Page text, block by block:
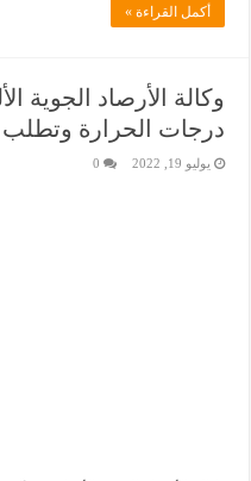
أكمل القراءة »
وكالة الأرصاد الجوية
درجات الحرارة وتطلب
يوليو 19, 2022 0